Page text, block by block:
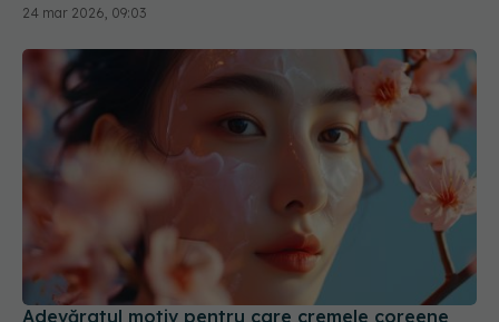
24 mar 2026, 09:03
Adevăratul motiv pentru care cremele coreene